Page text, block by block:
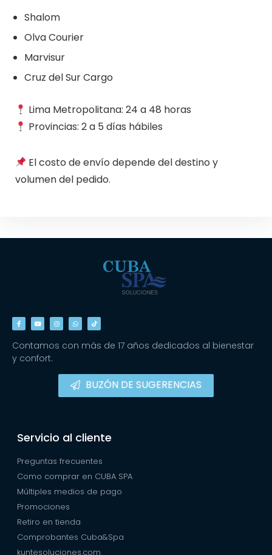
Shalom
Olva Courier
Marvisur
Cruz del Sur Cargo
Lima Metropolitana: 24 a 48 horas
Provincias: 2 a 5 días hábiles
El costo de envío depende del destino y
volumen del pedido.
Contamos con más de 17 años dedicados al bienestar
y confort.
BUZÓN DE SUGERENCIAS
Servicio al cliente
Preguntas frecuentes
Como comprar en CUBA SPA
Múltiples medios de pago
Promociones
Retiro en tienda
Comprobantes Cuba&Spa
kuntesoluciones.com